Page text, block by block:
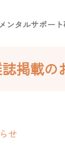
メンタルサポー
掲載の
せ